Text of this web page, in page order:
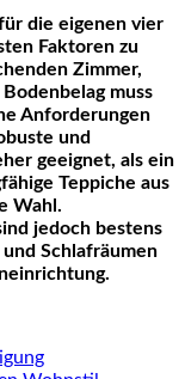
Faktoren zu
Zimmer,
muss
Anforderungen
und
geeignet, als ein
Teppiche aus
Wahl.
jedoch bestens
Schlafräumen